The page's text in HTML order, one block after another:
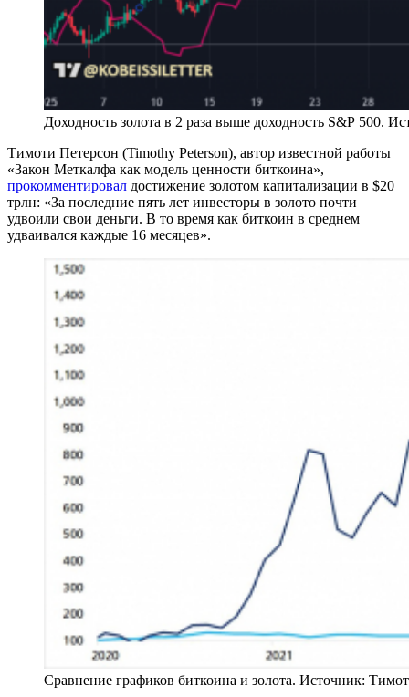
Доходность золота в 2 раза выше доходность S&P 500.
Тимоти Петерсон (Timothy Peterson), автор известной работы
«Закон Меткалфа как модель ценности биткоина»,
прокомментировал достижение золотом капитализации в $20
трлн: «За последние пять лет инвесторы в золото почти
удвоили свои деньги. В то время как биткоин в среднем
удваивался каждые 16 месяцев».
Сравнение графиков биткоина и золота. Источник: